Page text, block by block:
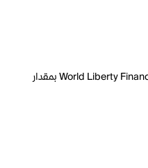
السعر الحالي لـ World Liberty Financial هو CRV 0.2405 لكل WLFI. مع عرض متداول يبلغ 31.78B WLFI، فإن هذا يعني أن قيمة World Liberty Financial السوقية تبلغ 1.662B. ارتفع حجم تداول World Liberty Financial بمقدار